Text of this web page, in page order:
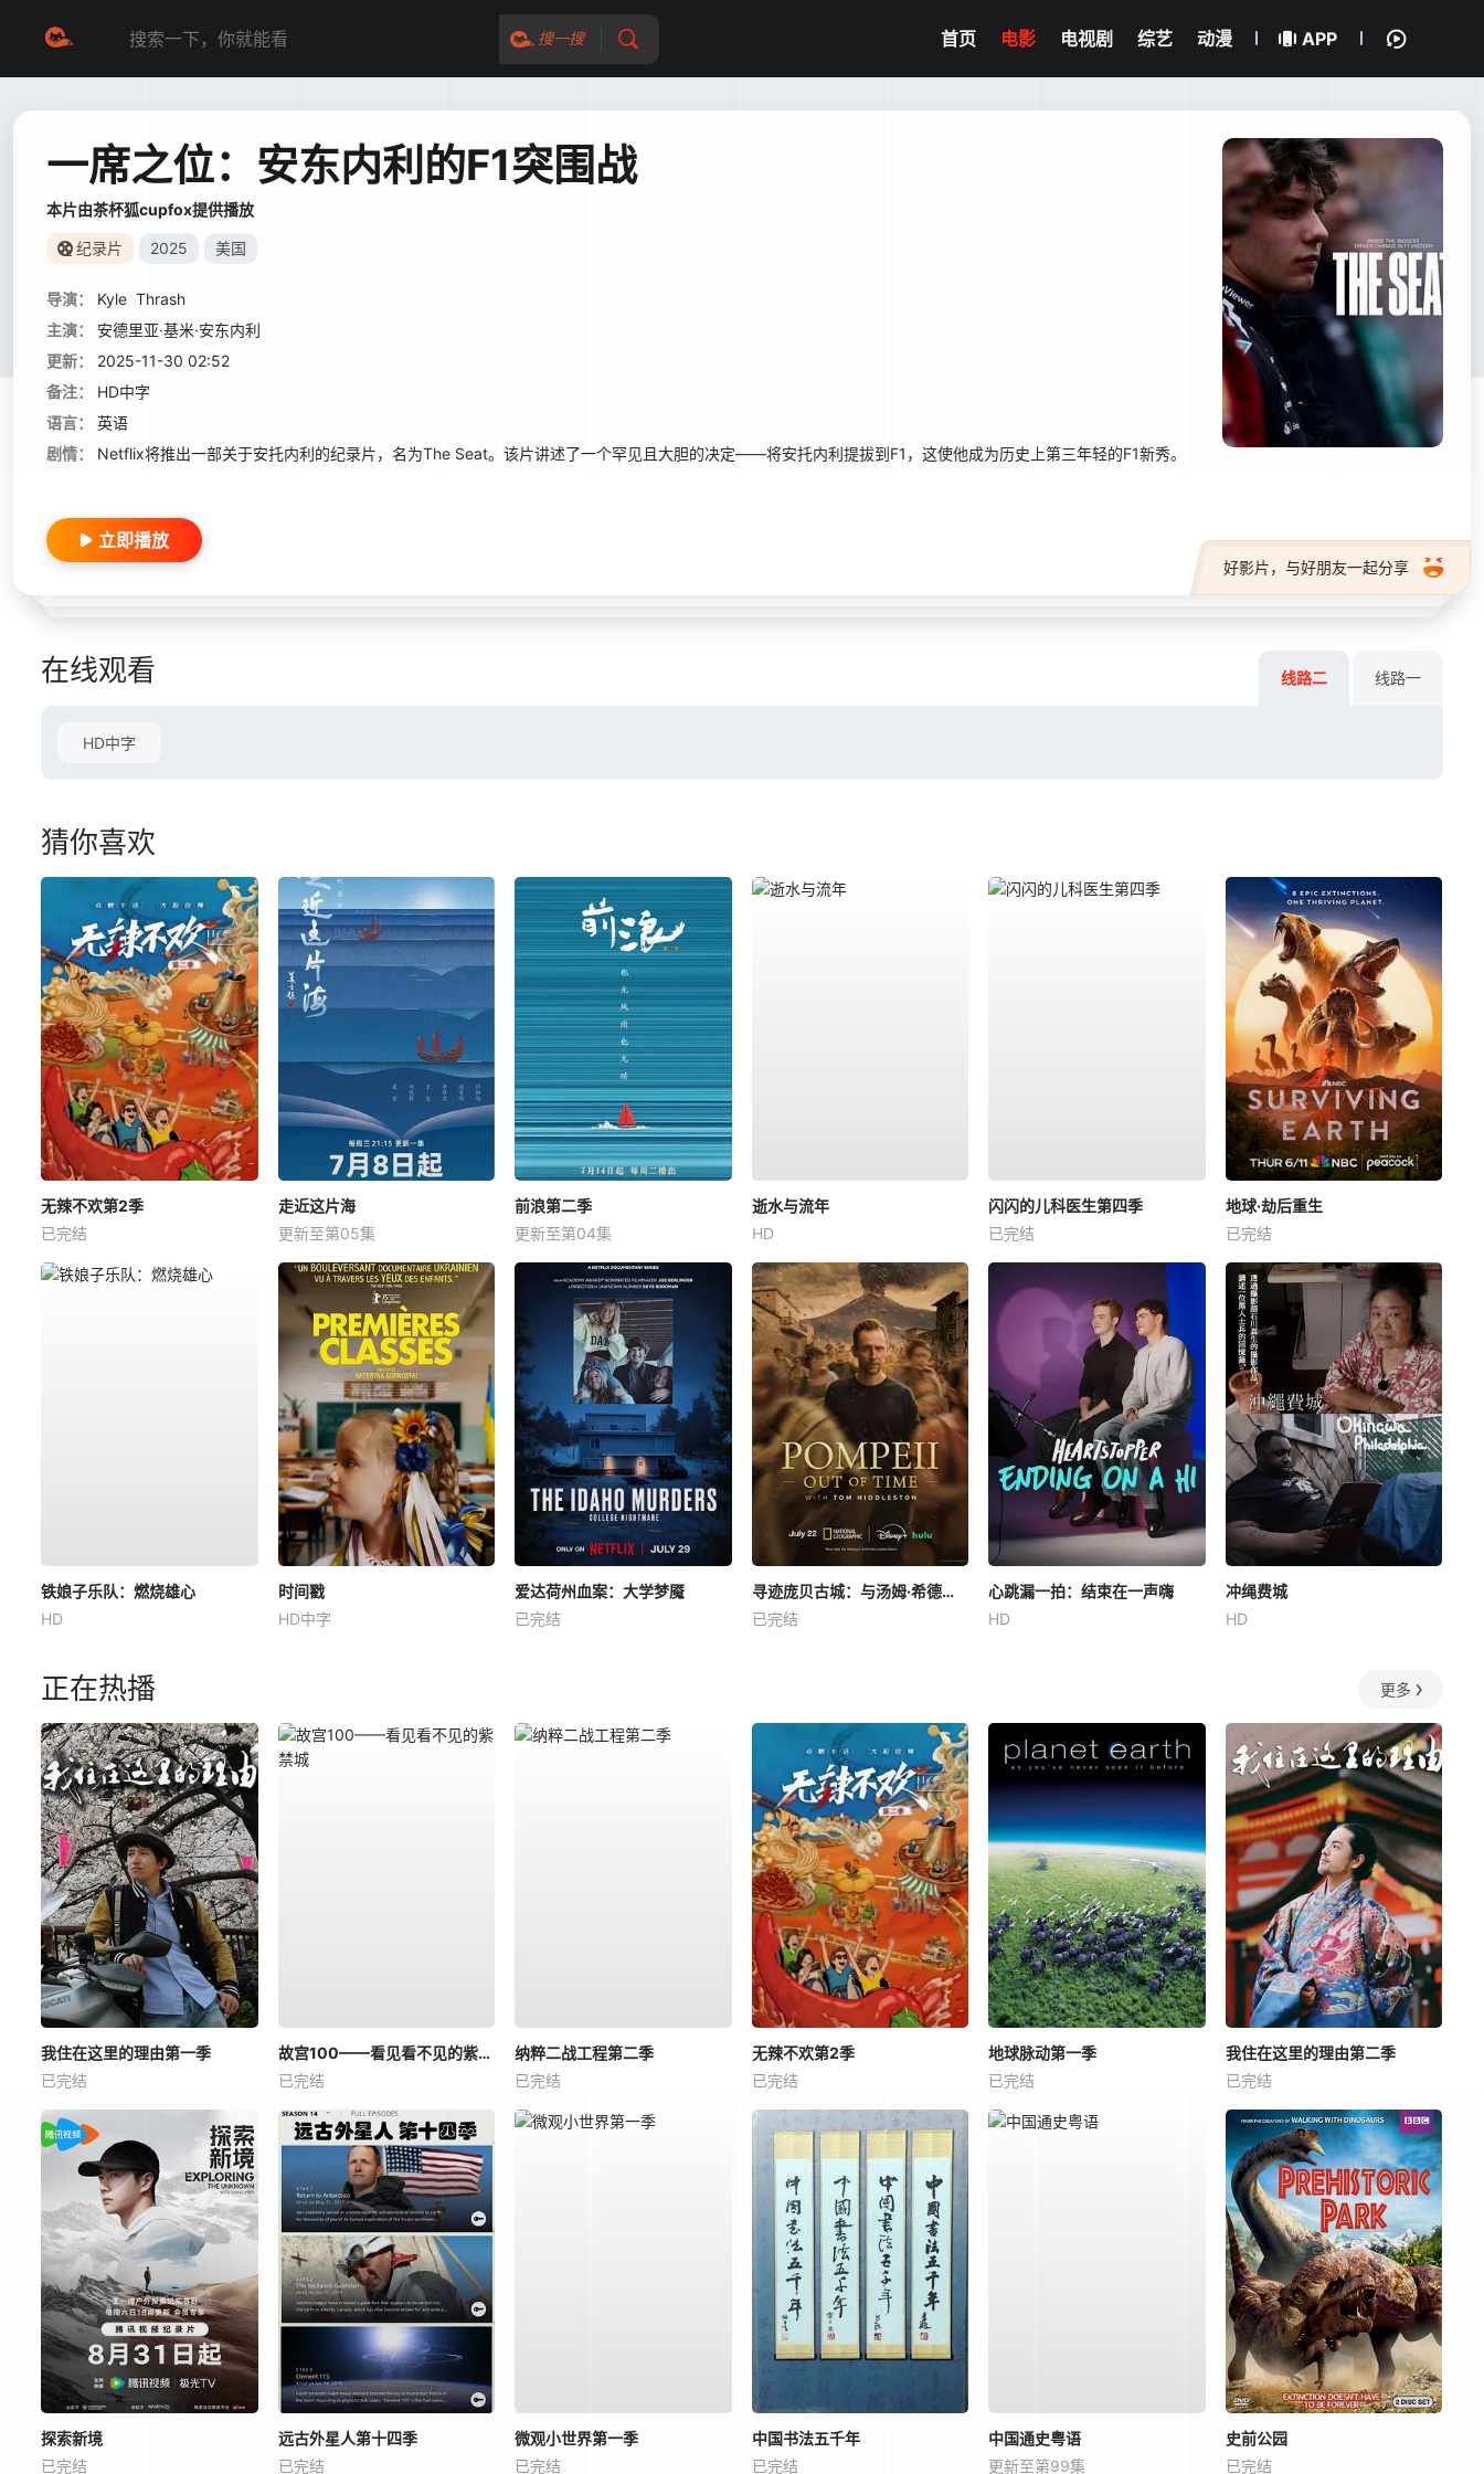
搜一搜 首页 电影 电视剧 综艺 动漫 APP
一席之位：安东内利的F1突围战
本片由茶杯狐cupfox提供播放
纪录片 2025 美国
导演： Kyle Thrash
主演：
安德里亚·基米·安东内利
更新：
2025-11-30 02:52
备注：
HD中字
语言：
英语
剧情：
Netflix将推出一部关于安托内利的纪录片，名为The Seat。该片讲述了一个罕见且大胆的决定——将安托内利提拔到F1，这使他成为历史上第三年轻的F1新秀。
好影片，与好朋友一起分享
立即播放
在线观看 线路二 线路一
HD中字
猜你喜欢
无辣不欢第2季
已完结
走近这片海
更新至第05集
前浪第二季
更新至第04集
逝水与流年
HD
闪闪的儿科医生第四季
已完结
地球·劫后重生
已完结
铁娘子乐队：燃烧雄心
HD
时间戳
HD中字
爱达荷州血案：大学梦魇
已完结
寻迹庞贝古城：与汤姆·希德勒斯顿同行
已完结
心跳漏一拍：结束在一声嗨
HD
冲绳费城
HD
正在热播 更多
我住在这里的理由第一季
已完结
故宫100——看见看不见的紫禁城
已完结
纳粹二战工程第二季
已完结
无辣不欢第2季
已完结
地球脉动第一季
已完结
我住在这里的理由第二季
已完结
探索新境
已完结
远古外星人第十四季
已完结
微观小世界第一季
已完结
中国书法五千年
已完结
中国通史粤语
更新至第99集
史前公园
已完结